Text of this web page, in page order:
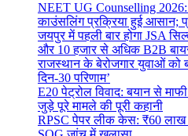
NEET UG Counselling 2026:
काउंसलिंग प्रक्रिया हुई आसान;
जयपुर में पहली बार होगा JSA
और 10 हजार से अधिक B2B
राजस्थान के बेरोजगार युवाओं को
दिन-30 परिणाम’
E20 पेट्रोल विवाद: बयान से
जुड़े पूरे मामले की पूरी कहानी
RPSC पेपर लीक केस: ₹60 लाख में